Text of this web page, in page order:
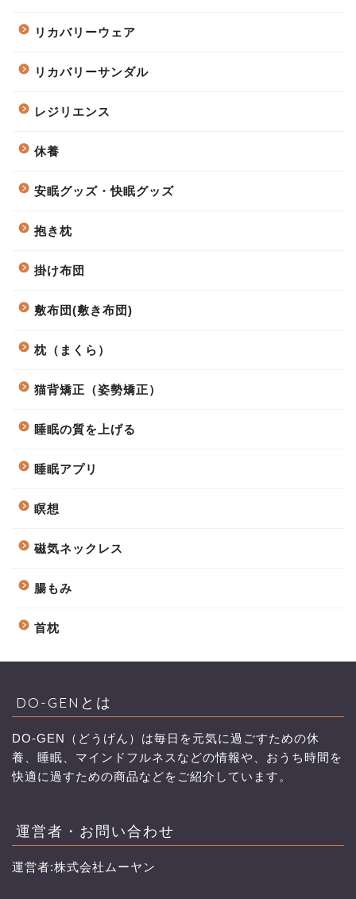
リカバリーウェア
リカバリーサンダル
レジリエンス
休養
安眠グッズ・快眠グッズ
抱き枕
掛け布団
敷布団(敷き布団)
枕（まくら）
猫背矯正（姿勢矯正）
睡眠の質を上げる
睡眠アプリ
瞑想
磁気ネックレス
腸もみ
首枕
DO-GENとは
DO-GEN（どうげん）は毎日を元気に過ごすための休
養、睡眠、マインドフルネスなどの情報や、おうち時間を
快適に過すための商品などをご紹介しています。
運営者・お問い合わせ
運営者:株式会社ムーヤン